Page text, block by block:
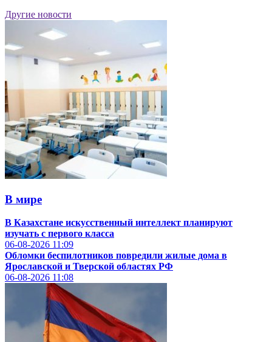
Другие новости
В мире
В Казахстане искусственный интеллект планируют
изучать с первого класса
06-08-2026 11:09
Обломки беспилотников повредили жилые дома в
Ярославской и Тверской областях РФ
06-08-2026 11:08